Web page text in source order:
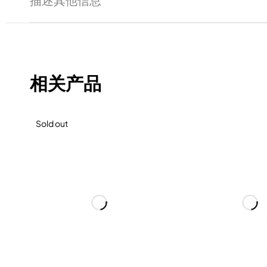
相关产品
Sold out